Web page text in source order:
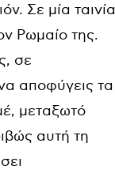
Σε μία ταινία
Ρωμαίο της.
σε
αποφύγεις τα
μεταξωτό
αυτή τη